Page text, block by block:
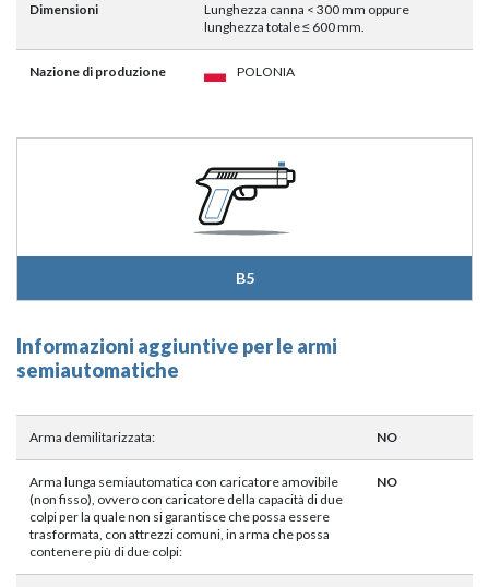
Dimensioni
Lunghezza canna < 300 mm oppure
lunghezza totale ≤ 600 mm.
Nazione di produzione POLONIA
B5
Informazioni aggiuntive per le armi
semiautomatiche
Arma demilitarizzata: NO
Arma lunga semiautomatica con caricatore amovibile
(non fisso), ovvero con caricatore della capacità di due
colpi per la quale non si garantisce che possa essere
trasformata, con attrezzi comuni, in arma che possa
contenere più di due colpi:
NO